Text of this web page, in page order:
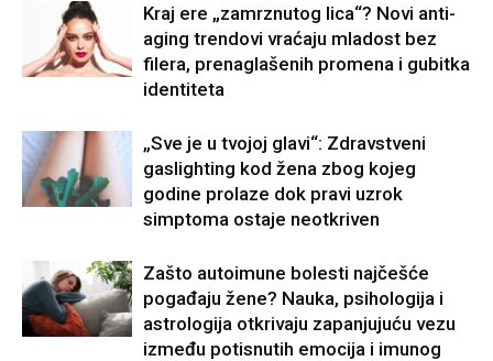
Kraj ere „zamrznutog lica“? Novi anti-
aging trendovi vraćaju mladost bez
filera, prenaglašenih promena i gubitka
identiteta
„Sve je u tvojoj glavi“: Zdravstveni
gaslighting kod žena zbog kojeg
godine prolaze dok pravi uzrok
simptoma ostaje neotkriven
Zašto autoimune bolesti najčešće
pogađaju žene? Nauka, psihologija i
astrologija otkrivaju zapanjujuću vezu
između potisnutih emocija i imunog